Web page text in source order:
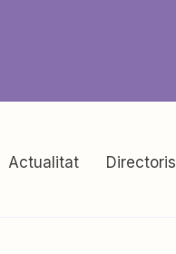
Actualitat Directoris